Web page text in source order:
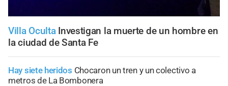
Villa Oculta Investigan la muerte de un hombre en
la ciudad de Santa Fe
Hay siete heridos Chocaron un tren y un colectivo a
metros de La Bombonera